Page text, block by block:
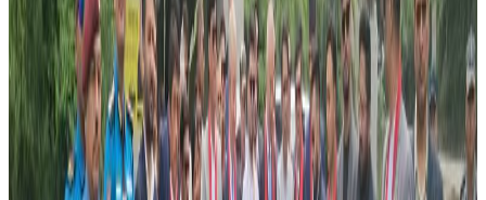
दिएको छ ।व्यक्तिगत विवरण दुरुपयोग गरेको प्रमाणित भए ठुलो रकम जरिवाना
तिर्नुपर्ने हुनसक्छ ।
एनआरएनए अष्ट्रेलियाले सदस्यको व्यक्तिगत विवरण दुरुपयोग गरेको भन्दै
वकिलले माग्यो जवाफ ।